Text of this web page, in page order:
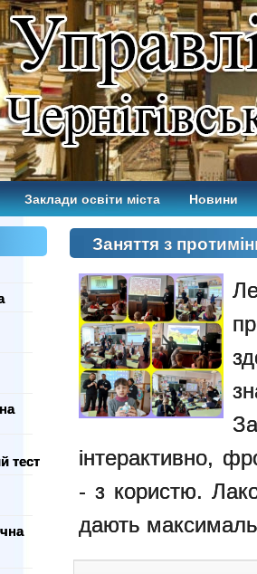
Заклади освіти міста Новини
тест
Заняття з
інтерактивно,
- з користю.
дають